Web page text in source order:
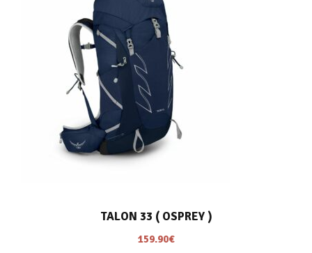
TALON 33 ( OSPREY )
159.90€